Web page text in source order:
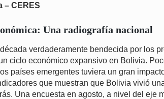
– CERES
Una radiografía nacional
verdaderamente bendecida por los
ciclo económico expansivo en Bolivia.
países emergentes tuviera un gran
que muestran que Bolivia vivió
Una encuesta en agosto, a nivel del eje